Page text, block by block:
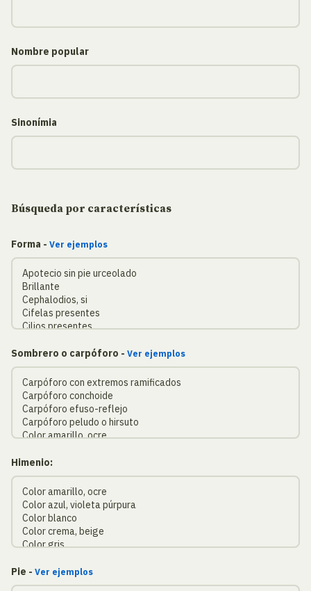
Nombre popular
Sinonímia
Búsqueda por características
Forma - Ver ejemplos
Sombrero o carpóforo - Ver ejemplos
Himenio:
Pie - Ver ejemplos